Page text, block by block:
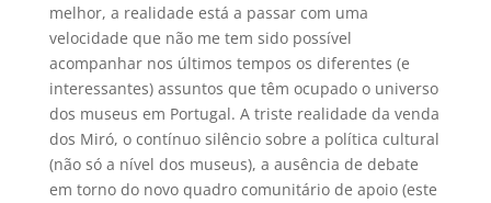
melhor, a realidade está a passar com uma
velocidade que não me tem sido possível
acompanhar nos últimos tempos os diferentes (e
interessantes) assuntos que têm ocupado o universo
dos museus em Portugal. A triste realidade da venda
dos Miró, o contínuo silêncio sobre a política cultural
(não só a nível dos museus), a ausência de debate
em torno do novo quadro comunitário de apoio (este